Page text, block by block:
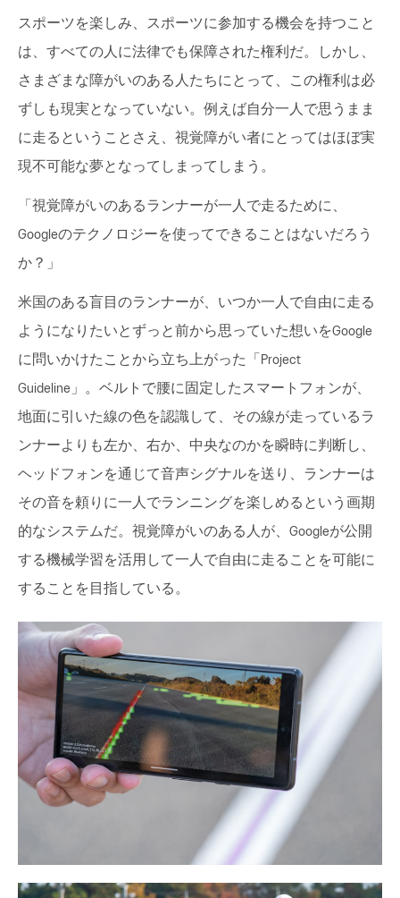
スポーツを楽しみ、スポーツに参加する機会を持つこと
は、すべての人に法律でも保障された権利だ。しかし、
さまざまな障がいのある人たちにとって、この権利は必
ずしも現実となっていない。例えば自分一人で思うまま
に走るということさえ、視覚障がい者にとってはほぼ実
現不可能な夢となってしまってしまう。
「視覚障がいのあるランナーが一人で走るために、
Googleのテクノロジーを使ってできることはないだろう
か？」
米国のある盲目のランナーが、いつか一人で自由に走る
ようになりたいとずっと前から思っていた想いをGoogle
に問いかけたことから立ち上がった「Project
Guideline」。ベルトで腰に固定したスマートフォンが、
地面に引いた線の色を認識して、その線が走っているラ
ンナーよりも左か、右か、中央なのかを瞬時に判断し、
ヘッドフォンを通じて音声シグナルを送り、ランナーは
その音を頼りに一人でランニングを楽しめるという画期
的なシステムだ。視覚障がいのある人が、Googleが公開
する機械学習を活用して一人で自由に走ることを可能に
することを目指している。